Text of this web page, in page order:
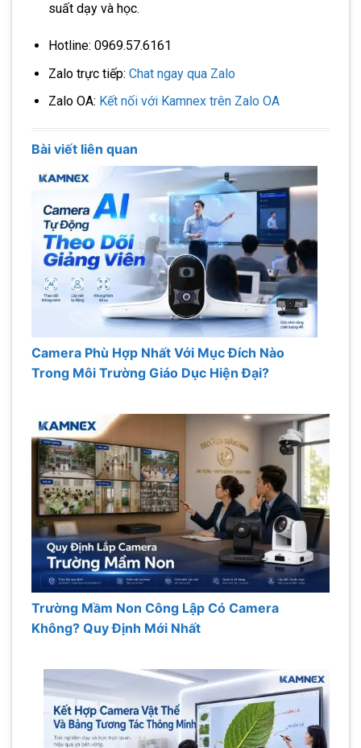
suất dạy và học.
Hotline: 0969.57.6161
Zalo trực tiếp: Chat ngay qua Zalo
Zalo OA: Kết nối với Kamnex trên Zalo OA
Bài viết liên quan
Camera Phù Hợp Nhất Với Mục Đích Nào
Trong Môi Trường Giáo Dục Hiện Đại?
Trường Mầm Non Công Lập Có Camera
Không? Quy Định Mới Nhất